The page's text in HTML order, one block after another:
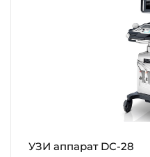
УЗИ аппарат DC-28